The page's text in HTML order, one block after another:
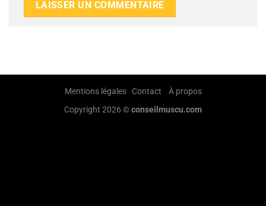
Mentions légales Contact
À propos
Copyright 2026 ©conseilmuscu.com